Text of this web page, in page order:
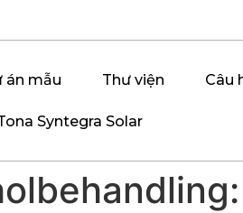
án mẫu Thư viện Câu
Syntegra Solar